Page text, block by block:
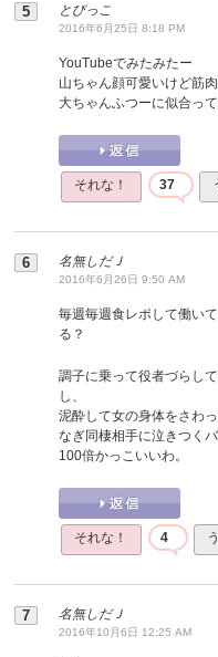
とびっこ
2016年6月25日 8:18 PM
YouTubeでみたみたー
山ちゃん顔可愛いけど筋
大ちゃんふつーに似合っ
それな！ 37
名無しだＪ
2016年6月26日 9:50 AM
毎週毎週食レポして働い
る？
調子に乗って役者づらし
し、
泥酔して女の身体をさわ
なぎ同棲相手に泣きつく
100倍かっこいいわ。
それな！ 4
名無しだＪ
2016年10月6日 12:25 AM